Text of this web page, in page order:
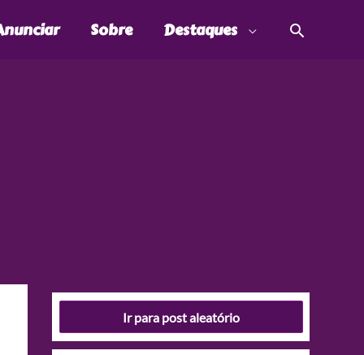
Sobre Destaques
Ir para post aleatório